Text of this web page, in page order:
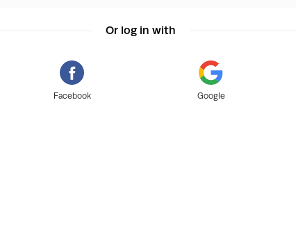
Or log in with
Facebook Google